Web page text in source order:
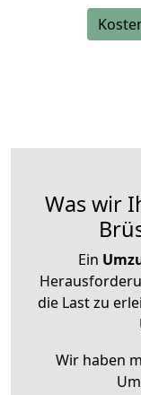
Was wir
Ein
die Last zu
Wir haben